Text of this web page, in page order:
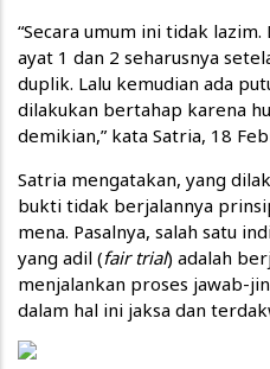
“Secara umum ini tidak lazim.
ayat 1 dan 2 seharusnya
duplik. Lalu kemudian ada
dilakukan bertahap karena
demikian,” kata Satria, 18
Satria mengatakan, yang
bukti tidak berjalannya
mena. Pasalnya, salah satu
yang adil (fair trial) adalah
menjalankan proses jawab-
dalam hal ini jaksa dan